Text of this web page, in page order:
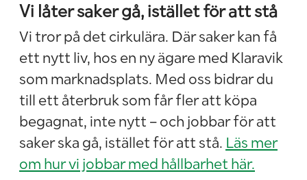
Vi låter saker gå, istället för att stå
Vi tror på det cirkulära. Där saker kan få
ett nytt liv, hos en ny ägare med Klaravik
som marknadsplats. Med oss bidrar du
till ett återbruk som får fler att köpa
begagnat, inte nytt – och jobbar för att
saker ska gå, istället för att stå. Läs mer
om hur vi jobbar med hållbarhet här.